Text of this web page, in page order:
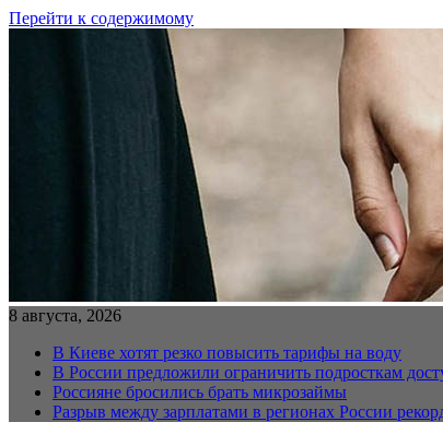
Перейти к содержимому
8 августа, 2026
В Киеве хотят резко повысить тарифы на воду
В России предложили ограничить подросткам
Россияне бросились брать микрозаймы
Разрыв между зарплатами в регионах России